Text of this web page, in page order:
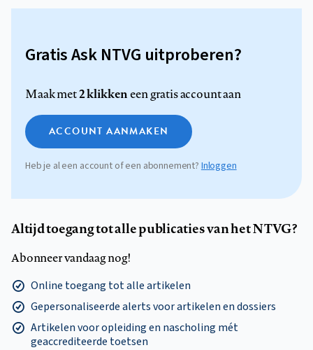
Gratis Ask NTVG uitproberen?
Maak met2 klikkeneen gratis account aan
ACCOUNT AANMAKEN
Heb je al een account of een abonnement?Inloggen
Altijd toegang tot alle publicaties van het NTVG?
Abonneer vandaag nog!
Online toegang tot alle artikelen
Gepersonaliseerde alerts voor artikelen en dossiers
Artikelen voor opleiding en nascholing mét
geaccrediteerde toetsen